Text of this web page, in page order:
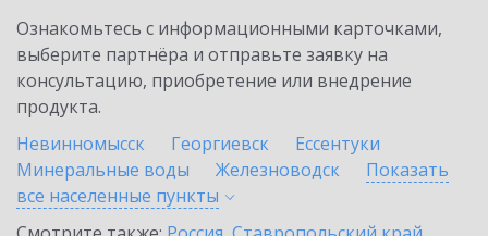
Ознакомьтесь с информационными карточками,
выберите партнёра и отправьте заявку на
консультацию, приобретение или внедрение
продукта.
Невинномысск
Георгиевск
Ессентуки
Минеральные воды
Железноводск
Показать
все населенные пункты